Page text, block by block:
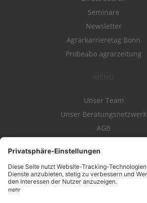
Seminare
Newsletter
Agrarkarrieretag Bonn
Probeabo agrarzeitung
Unser Team
Unser Beratungsnetzwerk
AGB
Datenschutz
Impressum
Kontakt